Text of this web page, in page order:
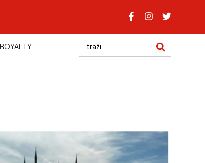
ROYALTY